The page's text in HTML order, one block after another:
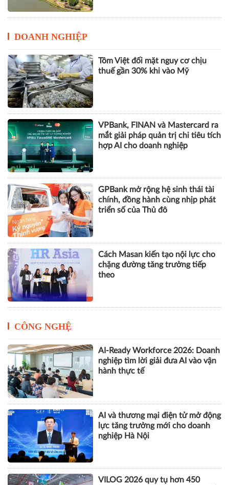
DOANH NGHIỆP
Tôm Việt đối mặt nguy cơ chịu
thuế gần 30% khi vào Mỹ
VPBank, FINAN và Mastercard ra
mắt giải pháp quản trị chi tiêu tích
hợp AI cho doanh nghiệp
GPBank mở rộng hệ sinh thái tài
chính, đồng hành cùng nhịp phát
triển số của Thủ đô
Cách Masan kiến tạo nội lực cho
chặng đường tăng trưởng tiếp
theo
CÔNG NGHỆ
AI-Ready Workforce 2026: Doanh
nghiệp tìm lời giải đưa AI vào vận
hành thực tế
AI và thương mại điện tử mở động
lực tăng trưởng mới cho doanh
nghiệp Hà Nội
VILOG 2026 quy tụ hơn 450